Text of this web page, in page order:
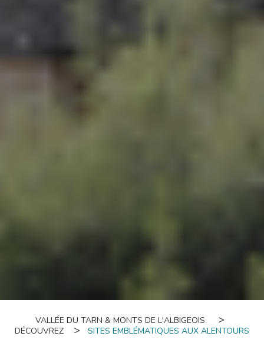
VALLÉE DU TARN & MONTS DE L'ALBIGEOIS
DÉCOUVREZ
SITES EMBLÉMATIQUES AUX ALENTOURS